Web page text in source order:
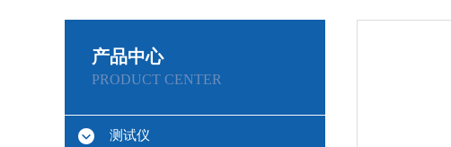
产品中心
PRODUCT CENTER
测试仪